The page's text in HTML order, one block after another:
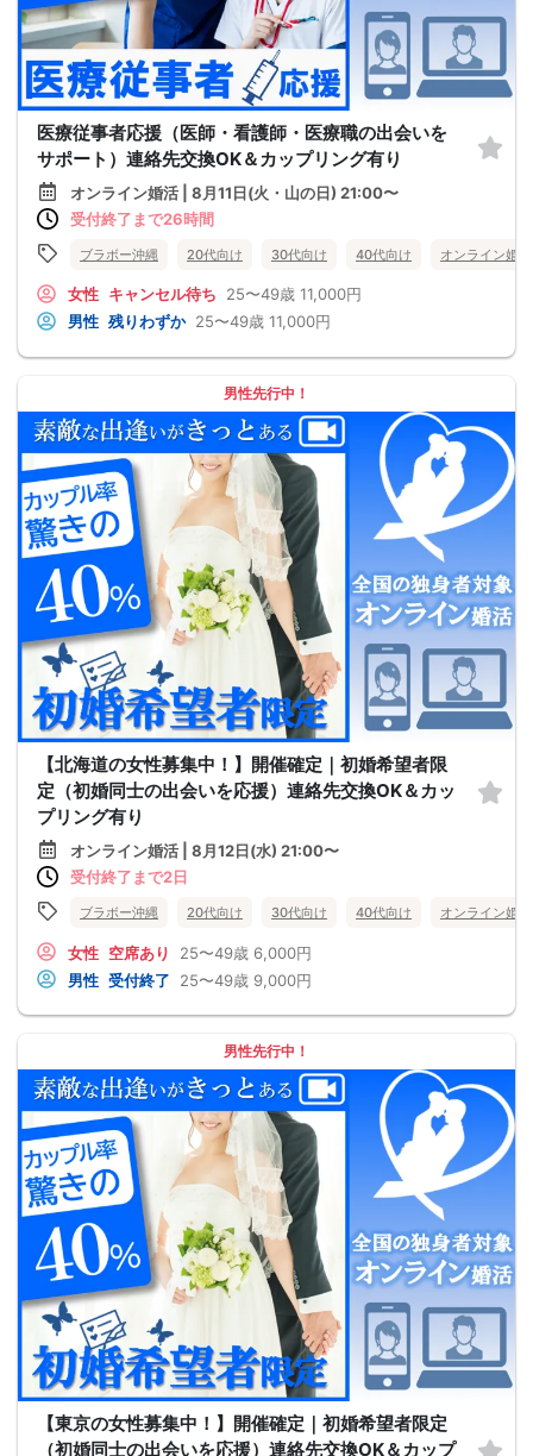
医療従事者応援（医師・看護師・医療職の出会いを
サポート）連絡先交換OK＆カップリング有り
オンライン婚活 | 8月11日(火・山の日) 21:00〜
受付終了まで26時間
ブラボー沖縄 20代向け 30代向け 40代向け オンライン婚活
女性 キャンセル待ち 25〜49歳 11,000円
男性 残りわずか 25〜49歳 11,000円
男性先行中！
【北海道の女性募集中！】開催確定｜初婚希望者限
定（初婚同士の出会いを応援）連絡先交換OK＆カッ
プリング有り
オンライン婚活 | 8月12日(水) 21:00〜
受付終了まで2日
ブラボー沖縄 20代向け 30代向け 40代向け オンライン婚活
女性 空席あり 25〜49歳 6,000円
男性 受付終了 25〜49歳 9,000円
男性先行中！
【東京の女性募集中！】開催確定｜初婚希望者限定
（初婚同士の出会いを応援）連絡先交換OK＆カップ